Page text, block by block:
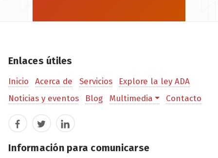
Enlaces útiles
Inicio Acerca de Servicios
Explore la ley ADA
Noticias y eventos
Blog Multimedia Contacto
FacebookTwitterLinkedIn
Información para comunicarse